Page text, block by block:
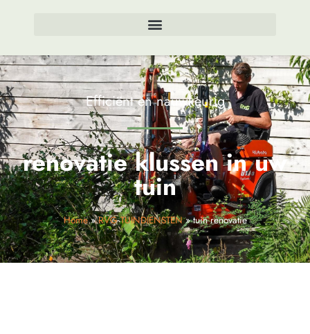
Efficiënt en nauwkeurig
renovatie klussen in uw
tuin
Home»RVG TUINDIENSTEN»tuin renovatie